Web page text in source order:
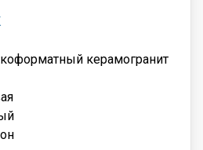
керамогранит